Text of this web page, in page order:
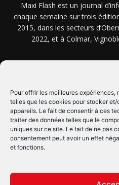
Pour offrir les meilleures
telles que les cookies pour stocker
appareils. Le fait de consentir à ces
traiter des données telles que le
uniques sur ce site. Le fait de ne pas
consentement peut avoir un effet
et fonctions.
Maxi Flash est un journal
chaque semaine sur trois
2015, dans les secteurs
2022, et à Colmar,
SUIVEZ-